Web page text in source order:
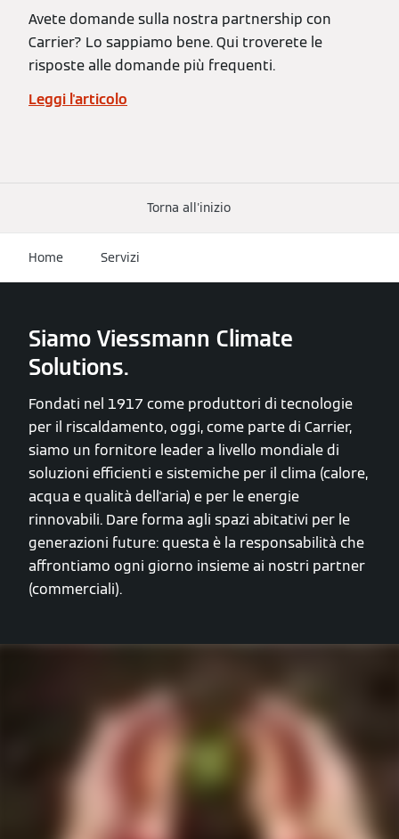
Avete domande sulla nostra partnership con
Carrier? Lo sappiamo bene. Qui troverete le
risposte alle domande più frequenti.
Leggi l'articolo
Torna all'inizio
Home Servizi
Siamo Viessmann Climate
Solutions.
Fondati nel 1917 come produttori di tecnologie
per il riscaldamento, oggi, come parte di Carrier,
siamo un fornitore leader a livello mondiale di
soluzioni efficienti e sistemiche per il clima (calore,
acqua e qualità dell'aria) e per le energie
rinnovabili. Dare forma agli spazi abitativi per le
generazioni future: questa è la responsabilità che
affrontiamo ogni giorno insieme ai nostri partner
(commerciali).